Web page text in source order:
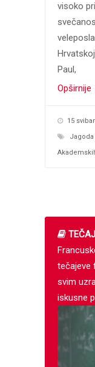
visoko
Paul,
Opširnije
15
Jagoda
tečajeve
svim
iskusne